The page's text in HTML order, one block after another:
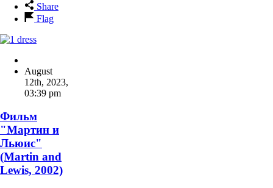
Share
Flag
August
12th, 2023,
03:39 pm
Фильм
"Мартин и
Льюис"
(Martin and
Lewis, 2002)